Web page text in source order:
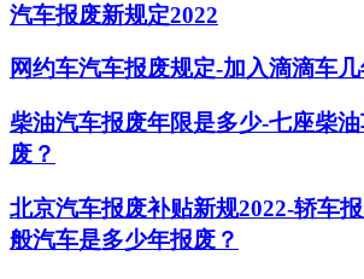
汽车报废新规定2022
网约车汽车报废规定-加入滴滴车几
柴油汽车报废年限是多少-七座柴
废？
北京汽车报废补贴新规2022-轿车
般汽车是多少年报废？